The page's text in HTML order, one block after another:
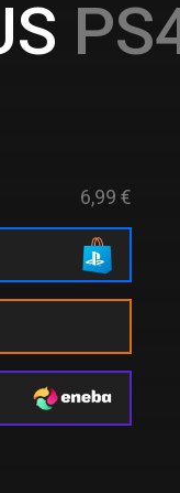
6,99 €